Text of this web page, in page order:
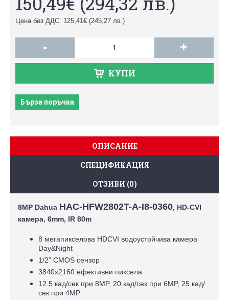
Цена без ДДС: 125,41€ (245,27 лв.)
- +
КУПИ
Бърза поръчка
ОПИСАНИЕ
СПЕЦИФИКАЦИЯ
ОТЗИВИ (0)
8MP Dahua HAC-HFW2802T-A-I8-0360, HD-CVI
камера, 6mm, IR 80m
8 мегапикселова HDCVI водоустойчива камера
Day&Night
1/2” CMOS сензор
3840х2160 ефективни пиксела
12.5 кад/сек при 8MP, 20 кад/сек при 6MP, 25 кад/
сек при 4MP